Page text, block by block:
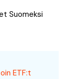
ETF:t